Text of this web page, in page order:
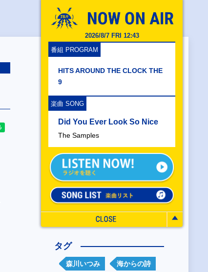
2026/8/7 FRI 12:43
番組 PROGRAM
HITS AROUND THE CLOCK THE
9
楽曲 SONG
Did You Ever Look So Nice
The Samples
タグ
森川いつみ 海からの詩